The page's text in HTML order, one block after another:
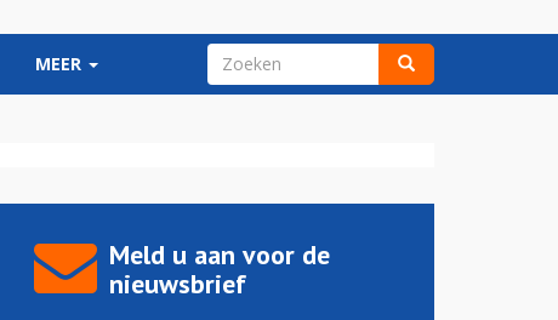
MEER ZOEKVELD
Meld u aan voor de
nieuwsbrief